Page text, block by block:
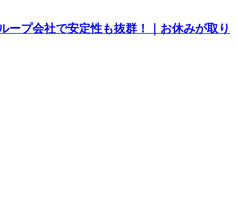
ープ会社で安定性も抜群！｜お休みが取り